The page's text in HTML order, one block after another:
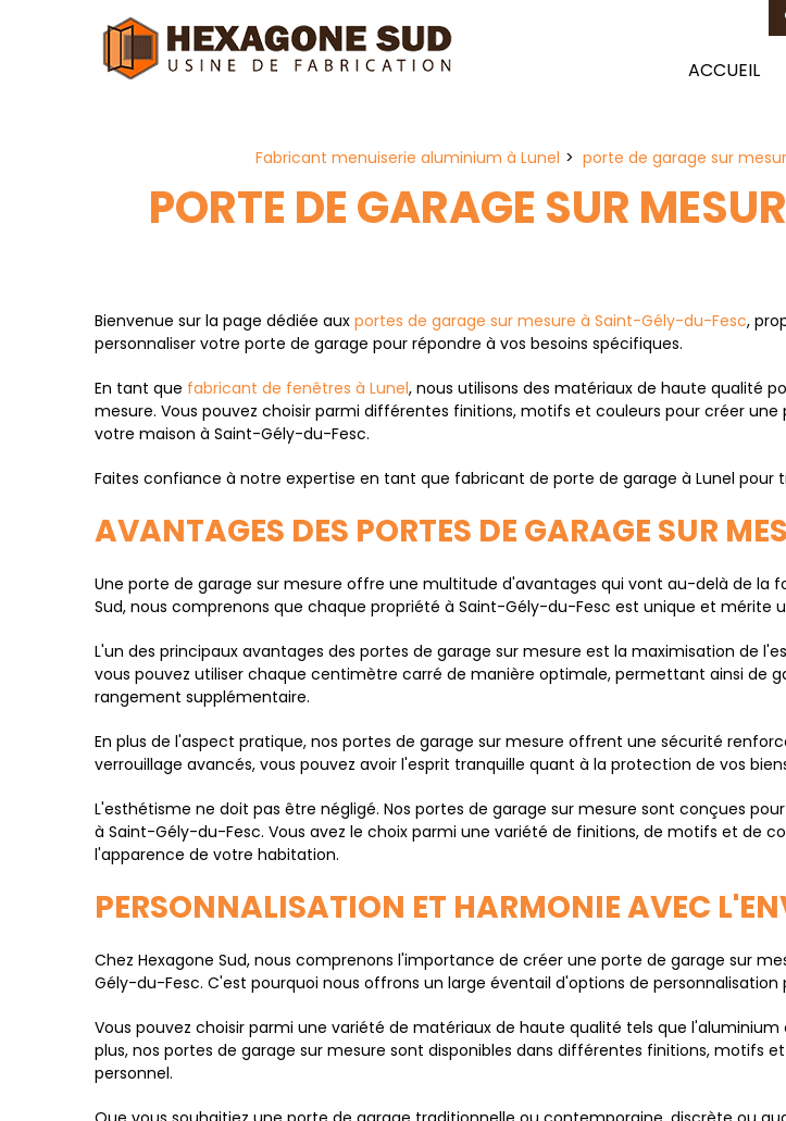
ACCUEIL
Fabricant menuiserie aluminium à Lunel porte de garage sur
PORTE DE GARAGE SUR
Bienvenue sur la page dédiée aux portes de garage sur mesure à Saint-Gély-du-Fesc,
personnaliser votre porte de garage pour répondre à vos besoins spécifiques.
En tant que fabricant de fenêtres à Lunel, nous utilisons des matériaux de haute qualité
mesure. Vous pouvez choisir parmi différentes finitions, motifs et couleurs pour créer
votre maison à Saint-Gély-du-Fesc.
Faites confiance à notre expertise en tant que fabricant de porte de garage à Lunel
AVANTAGES DES PORTES DE GARAGE SUR
Une porte de garage sur mesure offre une multitude d'avantages qui vont au-delà de la
Sud, nous comprenons que chaque propriété à Saint-Gély-du-Fesc est unique et mérite
L'un des principaux avantages des portes de garage sur mesure est la maximisation de
vous pouvez utiliser chaque centimètre carré de manière optimale, permettant ainsi de
rangement supplémentaire.
En plus de l'aspect pratique, nos portes de garage sur mesure offrent une sécurité
verrouillage avancés, vous pouvez avoir l'esprit tranquille quant à la protection de vos
L'esthétisme ne doit pas être négligé. Nos portes de garage sur mesure sont conçues
à Saint-Gély-du-Fesc. Vous avez le choix parmi une variété de finitions, de motifs et de
l'apparence de votre habitation.
PERSONNALISATION ET HARMONIE AVEC
Chez Hexagone Sud, nous comprenons l'importance de créer une porte de garage sur
Gély-du-Fesc. C'est pourquoi nous offrons un large éventail d'options de
Vous pouvez choisir parmi une variété de matériaux de haute qualité tels que
plus, nos portes de garage sur mesure sont disponibles dans différentes finitions, motifs
personnel.